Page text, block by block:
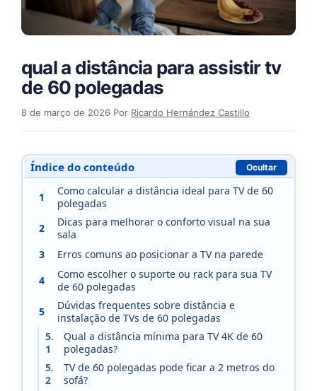
qual a distância para assistir tv
de 60 polegadas​
8 de março de 2026 Por Ricardo Hernández Castillo
Índice do conteúdo Ocultar
1
Como calcular a distância ideal para TV de 60
polegadas
2
Dicas para melhorar o conforto visual na sua
sala
3
Erros comuns ao posicionar a TV na parede
4
Como escolher o suporte ou rack para sua TV
de 60 polegadas
5
Dúvidas frequentes sobre distância e
instalação de TVs de 60 polegadas
5.
1
Qual a distância mínima para TV 4K de 60
polegadas?
5.
2
TV de 60 polegadas pode ficar a 2 metros do
sofá?